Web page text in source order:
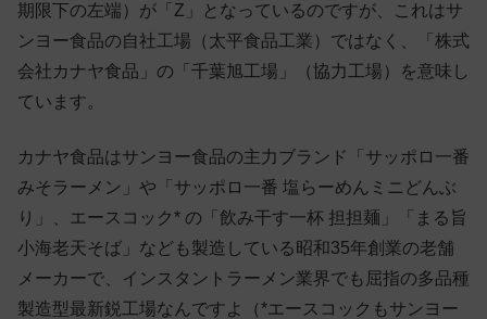
期限下の左端）が「Z」となっているのですが、これはサ
ンヨー食品の自社工場（太平食品工業）ではなく、「株式
会社カナヤ食品」の「千葉旭工場」（協力工場）を意味し
ています。
カナヤ食品はサンヨー食品の主力ブランド「サッポロ一番
みそラーメン」や「サッポロ一番 塩らーめんミニどんぶ
り」、エースコック* の「飲み干す一杯 担担麺」「まる旨
小海老天そば」なども製造している昭和35年創業の老舗
メーカーで、インスタントラーメン業界でも屈指の多品種
製造型最新鋭工場なんですよ（*エースコックもサンヨー